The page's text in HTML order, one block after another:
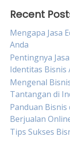
Recent
Mengapa Jasa
Anda
Pentingnya
Identitas Bisnis
Mengenal
Tantangan di
Panduan Bisnis
Berjualan
Tips Sukses